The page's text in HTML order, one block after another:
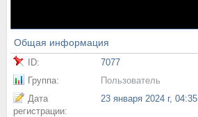
Общая информация
ID:
7077
Группа:
Пользователь
Дата
регистрации:
23 января 2024 г, 04:35